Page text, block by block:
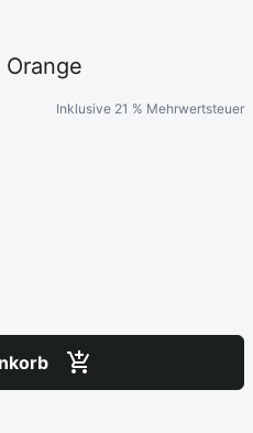
Inklusive 21 % Mehrwertsteuer